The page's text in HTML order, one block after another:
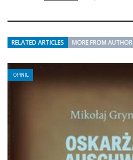
RELATED ARTICLES MORE FROM AUTHOR
OPINIE